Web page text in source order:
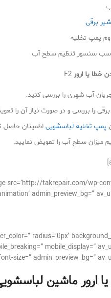
برقی
پمپ تخلیه
سنسور تنظیم سطح آب
خطا یا ارورF2
آب شهری را بررسی کنید.
را بررسی و در صورت نیاز آن را
پمپ تخلیه لباسشوییاطمینان حاصل
میزان سطح آب را تعویض نمایید.
radius=’0px’
mobile_display=”
ارور ماشین